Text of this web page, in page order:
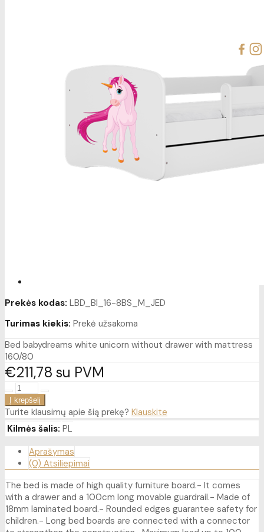
Prekės kodas: LBD_BI_16-8BS_M_JED
Turimas kiekis: Prekė užsakoma
Bed babydreams white unicorn without drawer with mattress
160/80
€211 78 su PVM
Turite klausimų apie šią prekę? Klauskite
Kilmės šalis: PL
Aprašymas
(0) Atsiliepimai
The bed is made of high quality furniture board.- It comes
with a drawer and a 100cm long movable guardrail.- Made of
18mm laminated board.- Rounded edges guarantee safety for
children.- Long bed boards are connected with a connector